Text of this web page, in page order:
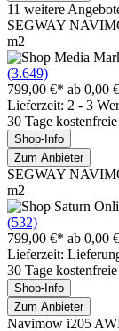
11 weitere
SEGWAY
m2
(3.649)
799,00 €* ab 0,00
Lieferzeit: 2 - 3
30 Tage
Shop-Info
Zum Anbieter
SEGWAY
m2
(532)
799,00 €* ab 0,00
Lieferzeit:
30 Tage
Shop-Info
Zum Anbieter
Navimow i205